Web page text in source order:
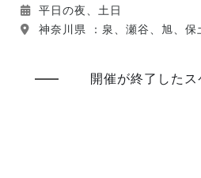
平日の夜、土日
神奈川県 ：泉、瀬谷、旭、
開催が終了した